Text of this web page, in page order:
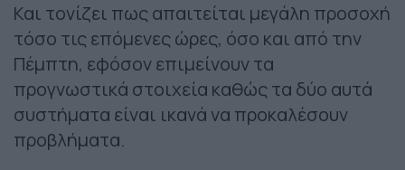
Και τονίζει πως απαιτείται μεγάλη προσοχή
τόσο τις επόμενες ώρες, όσο και από την
Πέμπτη, εφόσον επιμείνουν τα
προγνωστικά στοιχεία καθώς τα δύο αυτά
συστήματα είναι ικανά να προκαλέσουν
προβλήματα.